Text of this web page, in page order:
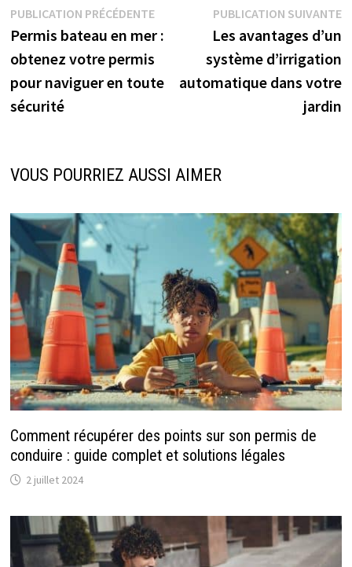
Navigation
de
l’article
PUBLICATION PRÉCÉDENTEPublication
précédente :
Permis bateau en mer :
obtenez votre permis
pour naviguer en toute
sécurité
PUBLICATION SUIVANTE
Les avantages d’un
système d’irrigation
automatique dans votre
jardin
VOUS POURRIEZ AUSSI AIMER
Comment récupérer des points sur son permis de
conduire : guide complet et solutions légales
2 juillet 2024